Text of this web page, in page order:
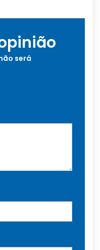
será